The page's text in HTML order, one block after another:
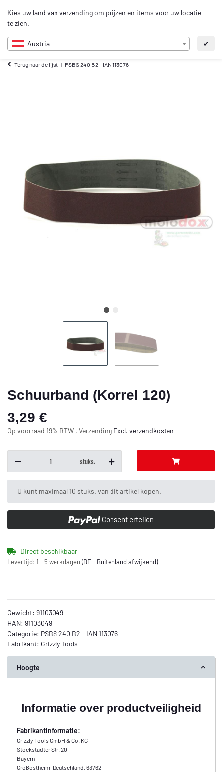
Kies uw land van verzending om prijzen en items voor uw locatie
te zien.
Austria ✔
NL
Terug naar de lijst PSBS 240 B2 - IAN 113076
Schuurband (Korrel 120)
3,29 €
Op voorraad 19% BTW , Verzending Excl. verzendkosten
stuks.
xU kunt maximaal 10 stuks. van dit artikel kopen.
Consent erteilen
Direct beschikbaar
Levertijd: 1 - 5 werkdagen (DE - Buitenland afwijkend)
Gewicht: 91103049
HAN: 91103049
Categorie: PSBS 240 B2 - IAN 113076
Fabrikant: Grizzly Tools
Hoogte
Informatie over productveiligheid
Fabrikantinformatie:
Grizzly Tools GmbH & Co. KG
Stockstädter Str. 20
Bayern
Großostheim, Deutschland, 63762